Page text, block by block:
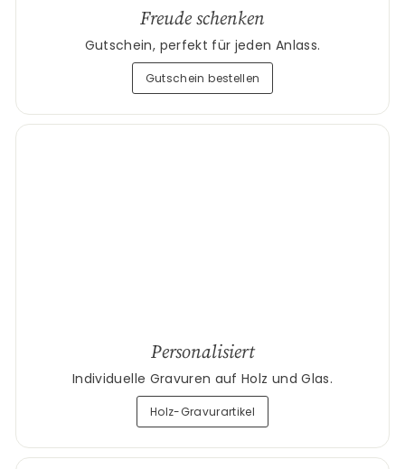
Freude schenken
Gutschein, perfekt für jeden Anlass.
Gutschein bestellen
Personalisiert
Individuelle Gravuren auf Holz und Glas.
Holz-Gravurartikel